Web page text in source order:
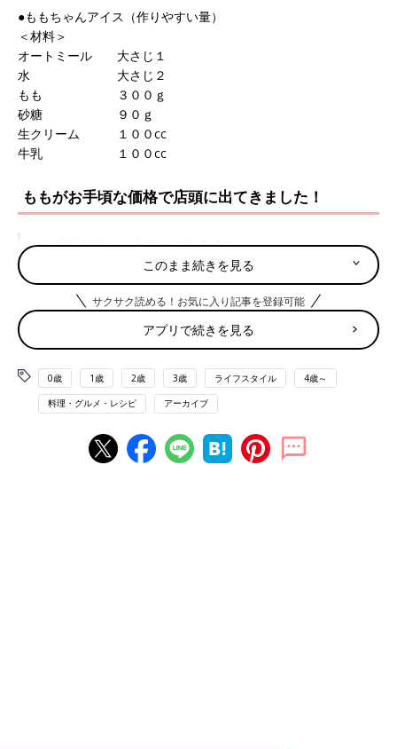
●ももちゃんアイス（作りやすい量）
＜材料＞
オートミール 大さじ１
水 大さじ２
もも ３００ｇ
砂糖 ９０ｇ
生クリーム １００cc
牛乳 １００cc
ももがお手頃な価格で店頭に出てきました！
旬のももをフォークでつぶします。
このまま続きを見る
サクサク読める！お気に入り記事を登録可能
アプリで続きを見る
0歳 1歳 2歳 3歳 ライフスタイル 4歳～
料理・グルメ・レシピ アーカイブ